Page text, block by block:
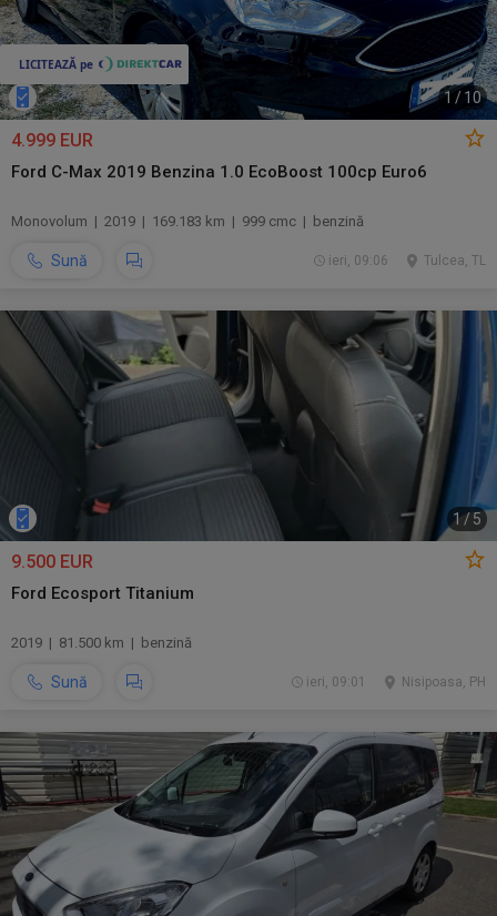
1 /10
4.999 EUR
Ford C-Max 2019 Benzina 1.0 EcoBoost 100cp Euro6
Monovolum | 2019 | 169.183 km | 999 cmc | benzină
Sună Tulcea, TL
ieri, 09:06
1/ 5
9.500 EUR
Ford Ecosport Titanium
2019 | 81.500 km | benzină
Sună Nisipoasa, PH
ieri, 09:01